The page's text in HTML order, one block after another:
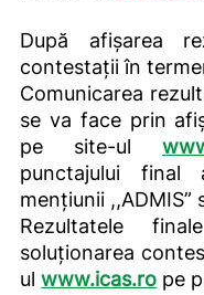
După afişarea
contestaţii în
Comunicarea
se va face prin
pe site-ul
punctajului
menţiunii ,,ADMIS”
Rezultatele
soluționarea
ulwww.icas.ro pe